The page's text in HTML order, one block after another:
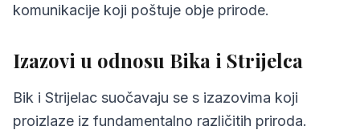
komunikacije koji poštuje obje prirode.
Izazovi u odnosu Bika i Strijelca
Bik i Strijelac suočavaju se s izazovima koji
proizlaze iz fundamentalno različitih priroda.